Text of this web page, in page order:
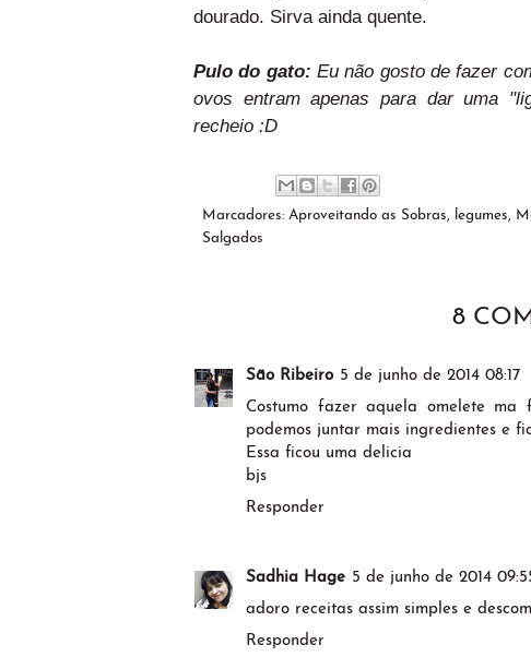
dourado. Sirva ainda quente.
Pulo do gato: Eu não gosto de fazer
ovos entram apenas para dar uma
recheio :D
Marcadores: Aproveitando as Sobras, legumes,
Salgados
8
São Ribeiro 5 de junho de 2014 08:17
Costumo fazer aquela omelete ma
podemos juntar mais ingredientes e
Essa ficou uma delicia
bjs
Responder
Sadhia Hage 5 de junho de 2014
adoro receitas assim simples e
Responder